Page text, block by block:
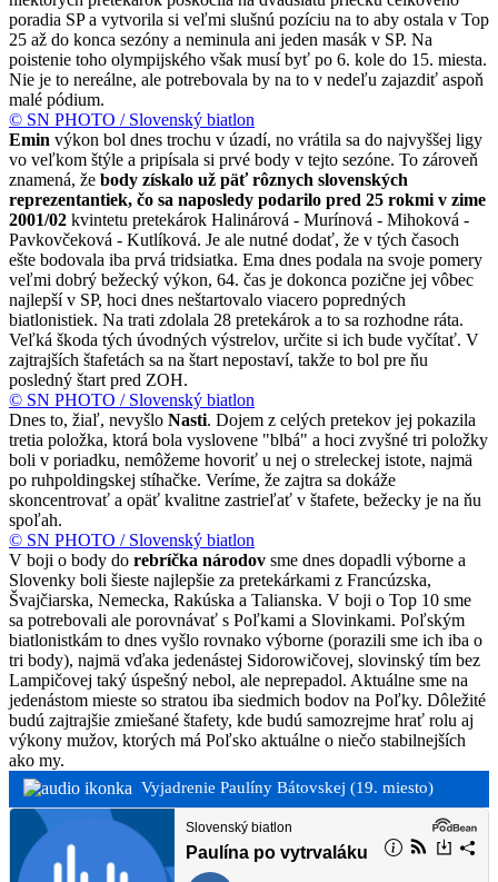
poradia SP a vytvorila si veľmi slušnú pozíciu na to aby ostala v Top
25 až do konca sezóny a neminula ani jeden masák v SP. Na
poistenie toho olympijského však musí byť po 6. kole do 15. miesta.
Nie je to nereálne, ale potrebovala by na to v nedeľu zajazdiť aspoň
malé pódium.
© SN PHOTO / Slovenský biatlon
Emin výkon bol dnes trochu v úzadí, no vrátila sa do najvyššej ligy
vo veľkom štýle a pripísala si prvé body v tejto sezóne. To zároveň
znamená, že body získalo už päť rôznych slovenských
reprezentantiek, čo sa naposledy podarilo pred 25 rokmi v zime
2001/02 kvintetu pretekárok Halinárová - Murínová - Mihoková -
Pavkovčeková - Kutlíková. Je ale nutné dodať, že v tých časoch
ešte bodovala iba prvá tridsiatka. Ema dnes podala na svoje pomery
veľmi dobrý bežecký výkon, 64. čas je dokonca pozične jej vôbec
najlepší v SP, hoci dnes neštartovalo viacero popredných
biatlonistiek. Na trati zdolala 28 pretekárok a to sa rozhodne ráta.
Veľká škoda tých úvodných výstrelov, určite si ich bude vyčítať. V
zajtrajších štafetách sa na štart nepostaví, takže to bol pre ňu
posledný štart pred ZOH.
© SN PHOTO / Slovenský biatlon
Dnes to, žiaľ, nevyšlo Nasti. Dojem z celých pretekov jej pokazila
tretia položka, ktorá bola vyslovene "blbá" a hoci zvyšné tri položky
boli v poriadku, nemôžeme hovoriť u nej o streleckej istote, najmä
po ruhpoldingskej stíhačke. Veríme, že zajtra sa dokáže
skoncentrovať a opäť kvalitne zastrieľať v štafete, bežecky je na ňu
spoľah.
© SN PHOTO / Slovenský biatlon
V boji o body do rebríčka národov sme dnes dopadli výborne a
Slovenky boli šieste najlepšie za pretekárkami z Francúzska,
Švajčiarska, Nemecka, Rakúska a Talianska. V boji o Top 10 sme
sa potrebovali ale porovnávať s Poľkami a Slovinkami. Poľským
biatlonistkám to dnes vyšlo rovnako výborne (porazili sme ich iba o
tri body), najmä vďaka jedenástej Sidorowičovej, slovinský tím bez
Lampičovej taký úspešný nebol, ale neprepadol. Aktuálne sme na
jedenástom mieste so stratou iba siedmich bodov na Poľky. Dôležité
budú zajtrajšie zmiešané štafety, kde budú samozrejme hrať rolu aj
výkony mužov, ktorých má Poľsko aktuálne o niečo stabilnejších
ako my.
Vyjadrenie Paulíny Bátovskej (19. miesto)